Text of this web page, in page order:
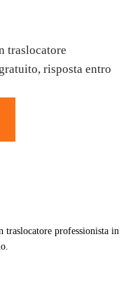
traslocatore
risposta entro
professionista in